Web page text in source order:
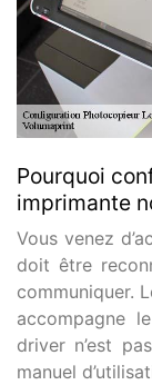
Pourquoi
imprimante
Vous venez
doit être
communiquer.
accompagne
driver n’est
manuel